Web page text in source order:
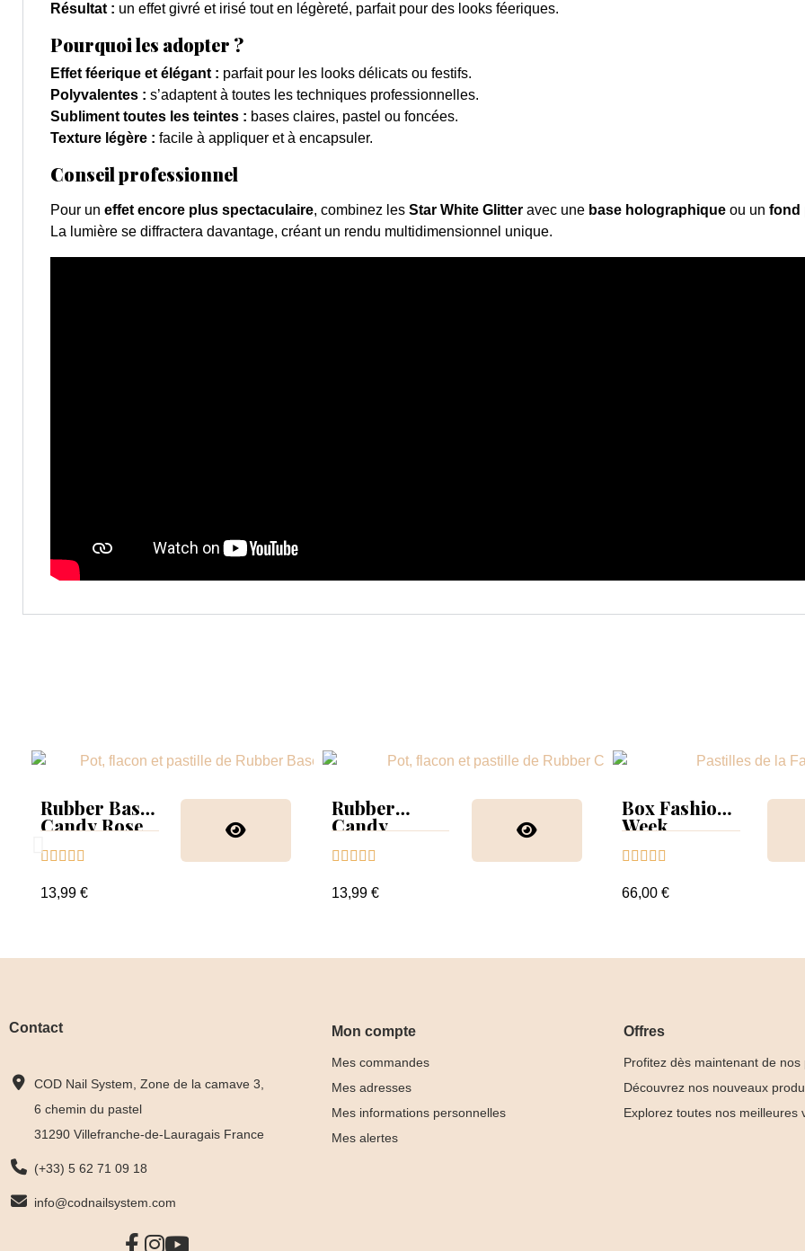
Résultat : un effet givré et irisé tout en légèreté, parfait pour des looks féeriques.
Pourquoi les adopter ?
Effet féerique et élégant : parfait pour les looks délicats ou festifs.
Polyvalentes : s’adaptent à toutes les techniques professionnelles.
Subliment toutes les teintes : bases claires, pastel ou foncées.
Texture légère : facile à appliquer et à encapsuler.
Conseil professionnel
Pour un effet encore plus spectaculaire, combinez les Star White Glitter avec une base holographique ou un fond
La lumière se diffractera davantage, créant un rendu multidimensionnel unique.
Rubber Base
Candy Rose
    
13,99 €
Rubber
Candy
    
13,99 €
Box Fashion
Week
nuancier
    
66,00 €
Rubber Base
Contact
COD Nail System, Zone de la camave 3,
6 chemin du pastel
31290 Villefranche-de-Lauragais France
(+33) 5 62 71 09 18
info@codnailsystem.com
Mon compte
Mes commandes
Mes adresses
Mes informations personnelles
Mes alertes
Offres
Profitez dès maintenant de nos
Découvrez nos nouveaux
Explorez toutes nos meilleures